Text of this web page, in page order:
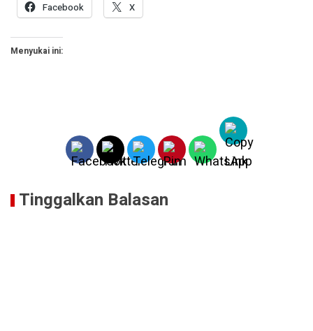
Facebook X
Menyukai ini:
Tinggalkan Balasan